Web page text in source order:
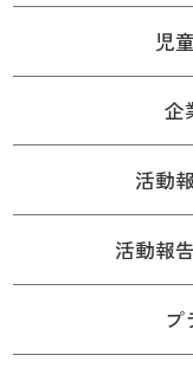
児
企
活動
活動報
プ